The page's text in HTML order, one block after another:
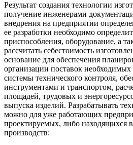
Результат создания технологии
получение инженерами
внедрения на предприятии
ее разработки необходимо
приспособления, оборудование, а
рассчитать себестоимость
основание для обеспечения
организации поставок необходимых
системы технического контроля,
инструментами и транспортом,
площадей, трудовых и
выпуска изделий. Разрабатывать
можно для уже работающих
проектируемых, либо находящихся
производств: